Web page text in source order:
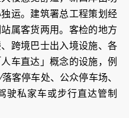
运。建筑署总工程策划经
属客货两用。客检的地方
跨境巴士出入境设施、各
车直达」概念的设施，例
客停车处、公众停车场、
驶私家车或步行直达管制